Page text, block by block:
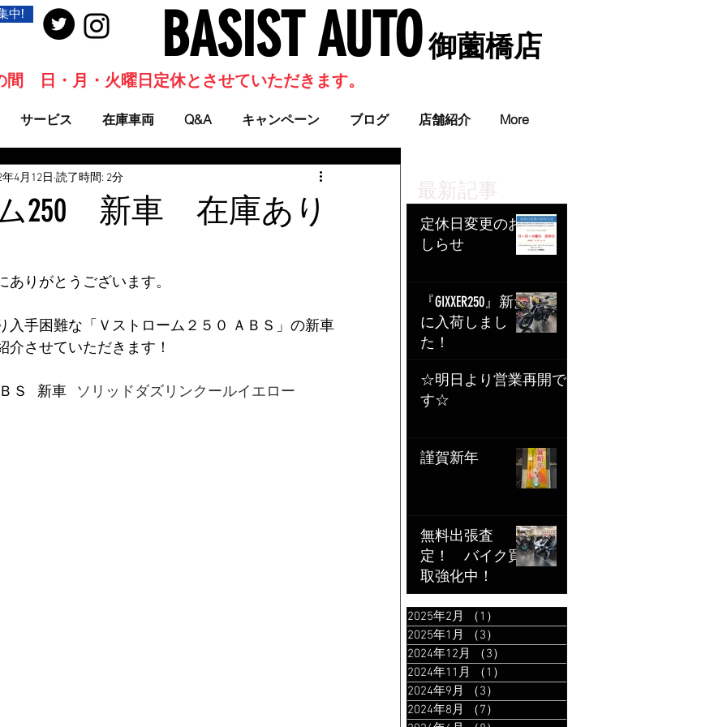
中! BASIST AUTO​ 御薗橋店
サービス 在庫車両 Q&A キャンペーン ブログ 店舗紹介 More
間 日・月・火曜日定休とさせていただきます。
最新記事
定休日変更のお
しらせ
『GIXXER250』新た
に入荷しまし
た！
☆明日より営業再開で
す☆
謹賀新年
無料出張査
定！ バイク買
取強化中！
2025年2月 （1）
2025年1月
（3）
2024年12月
（3）
2024年11月
（1）
2024年9月
（3）
2024年8月
（7）
250 新車 在庫あり
年4月12日 読了時間: 2分
りがとうございます。
入手困難な「Ｖストローム２５０ ＡＢＳ」の新車
介させていただきます！
Ｓ   新車 ソリッドダズリンクールイエロー